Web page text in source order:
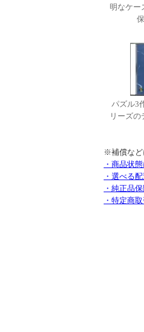
明なケー
パズル3
リーズ
※補償など
・商品状
・選べる
・純正品
・特定商